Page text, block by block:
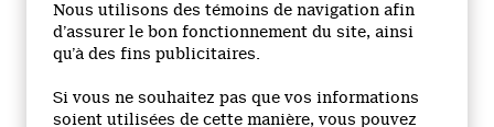
Nous utilisons des témoins de navigation afin
d’assurer le bon fonctionnement du site, ainsi
qu’à des fins publicitaires.
Si vous ne souhaitez pas que vos informations
soient utilisées de cette manière, vous pouvez
Site institutionnel